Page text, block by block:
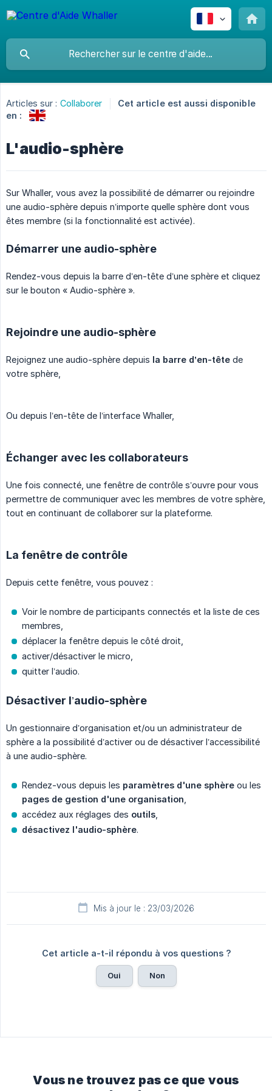
Articles sur : Collaborer
Cet article est aussi disponible
en :
L'audio-sphère
Sur Whaller, vous avez la possibilité de démarrer ou rejoindre
une audio-sphère depuis n’importe quelle sphère dont vous
êtes membre (si la fonctionnalité est activée).
Démarrer une audio-sphère
Rendez-vous depuis la barre d’en-tête d’une sphère et cliquez
sur le bouton « Audio-sphère ».
Rejoindre une audio-sphère
Rejoignez une audio-sphère depuis la barre d’en-tête de
votre sphère,
Ou depuis l’en-tête de l’interface Whaller,
Échanger avec les collaborateurs
Une fois connecté, une fenêtre de contrôle s’ouvre pour vous
permettre de communiquer avec les membres de votre sphère,
tout en continuant de collaborer sur la plateforme.
La fenêtre de contrôle
Depuis cette fenêtre, vous pouvez :
Voir le nombre de participants connectés et la liste de ces
membres,
déplacer la fenêtre depuis le côté droit,
activer/désactiver le micro,
quitter l’audio.
Désactiver l’audio-sphère
Un gestionnaire d’organisation et/ou un administrateur de
sphère a la possibilité d’activer ou de désactiver l’accessibilité
à une audio-sphère.
Rendez-vous depuis les paramètres d'une sphère ou les
pages de gestion d'une organisation
accédez aux réglages des outils
désactivez l'audio-sphère.
Mis à jour le : 23/03/2026
Cet article a-t-il répondu à vos questions ?
Oui Non
Vous ne trouvez pas ce que vous